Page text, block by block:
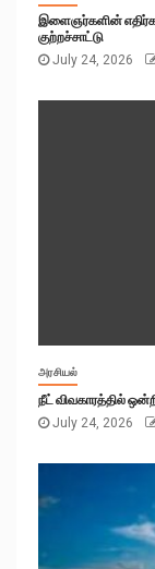
இளைஞர்களின்
குற்றச்சாட்டு
July 24, 2026
அரசியல்
நீட் விவகாரத்தில்
July 24, 2026